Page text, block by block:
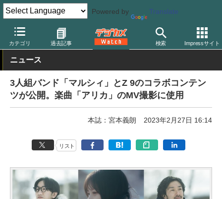
Powered by Translate
カテゴリ 過去記事 検索 Impressサイト
デジカメ Watch カメラ ミラーレスカメラ ニコン
ニュース
3人組バンド「マルシィ」とZ 9のコラボコンテン
ツが公開。楽曲「アリカ」のMV撮影に使用
本誌：宮本義朗 2023年2月27日 16:14
リスト